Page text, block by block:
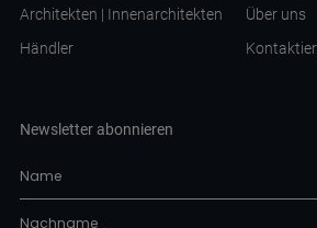
Architekten | Innenarchitekten
Händler
Über uns
Newsletter abonnieren